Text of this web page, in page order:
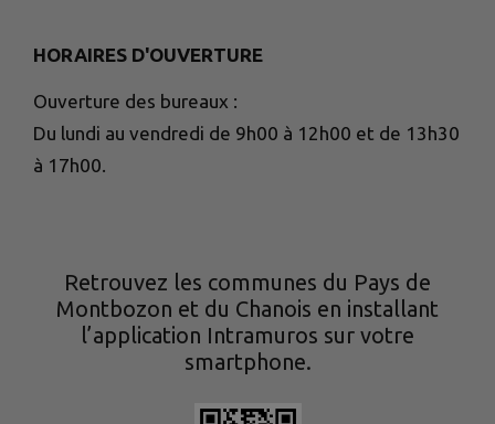
HORAIRES D'OUVERTURE
Ouverture des bureaux :
Du lundi au vendredi de 9h00 à 12h00 et de 13h30
à 17h00.
Retrouvez les communes du Pays de
Montbozon et du Chanois en installant
l’application Intramuros sur votre
smartphone.